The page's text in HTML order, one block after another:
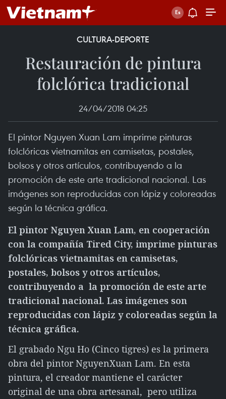
CULTURA-DEPORTE
Restauración de pintura
folclórica tradicional
24/04/2018 04:25
El pintor Nguyen Xuan Lam imprime pinturas
folclóricas vietnamitas en camisetas, postales,
bolsos y otros artículos, contribuyendo a la
promoción de este arte tradicional nacional. Las
imágenes son reproducidas con lápiz y coloreadas
según la técnica gráfica.
El pintor Nguyen Xuan Lam, en cooperación
con la compañía Tired City, imprime pinturas
folclóricas vietnamitas en camisetas,
postales, bolsos y otros artículos,
contribuyendo a la promoción de este arte
tradicional nacional. Las imágenes son
reproducidas con lápiz y coloreadas según la
técnica gráfica.
El grabado Ngu Ho (Cinco tigres) es la primera
obra del pintor NguyenXuan Lam. En esta
pintura, el creador mantiene el carácter
original de una obra artesanal, pero utiliza